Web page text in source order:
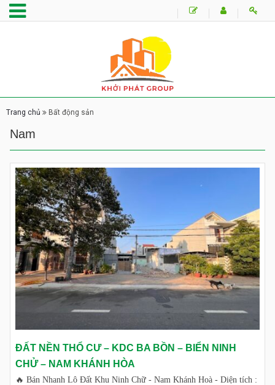
Trang chủ Bất động sản
Nam
ĐẤT NỀN THỔ CƯ – KDC BA BỒN – BIỂN NINH
CHỬ – NAM KHÁNH HÒA
🔥 Bán Nhanh Lô Đất Khu Ninh Chữ - Nam Khánh Hoà - Diện tích :